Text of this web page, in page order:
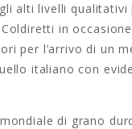
alti livelli qualitativi
in
per l’arrivo di un
italiano con
di grano